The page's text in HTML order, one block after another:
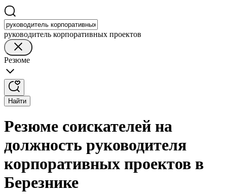
руководитель корпоративных проектов
Резюме
Найти
Резюме соискателей на
должность руководителя
корпоративных проектов в
Березнике